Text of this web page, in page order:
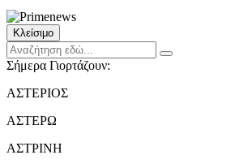
Κλείσιμο
Σήμερα Γιορτάζουν:
ΑΣΤΕΡΙΟΣ
ΑΣΤΕΡΩ
ΑΣΤΡΙΝΗ